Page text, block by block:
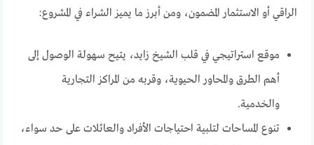
الراقي أو الاستثمار المضمون، ومن أبرز ما يميز الشراء في المشروع:
موقع استراتيجي في قلب الشيخ زايد، يتيح سهولة الوصول إلى
أهم الطرق والمحاور الحيوية، وقربه من المراكز التجارية
والخدمية.
تنوع المساحات لتلبية احتياجات الأفراد والعائلات على حد سواء،